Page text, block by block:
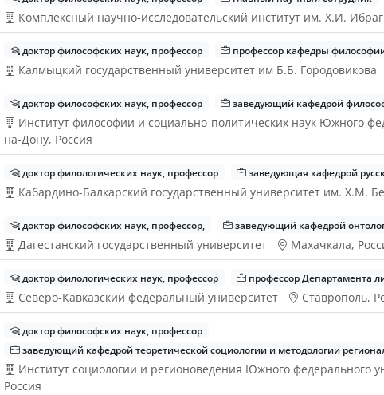
Комплексный научно-исследовательский институт им. Х.И.
доктор философских наук, профессор профессор кафедры
Калмыцкий государственный университет им Б.Б. Городовикова
доктор философских наук, профессор заведующий кафедрой
Институт философии и социально-политических наук Южного
на-Дону, Россия
доктор филологических наук, профессор заведующая кафедрой
Кабардино-Балкарский государственный университет им. Х.М.
доктор философских наук, профессор, заведующий кафедрой
Дагестанский государственный университет Махачкала,
доктор филологических наук, профессор профессор Департамента
Северо-Кавказский федеральный университет Ставрополь,
доктор философских наук, профессор
заведующий кафедрой теоретической социологии и методологии
Институт социологии и регионоведения Южного федерального
Россия